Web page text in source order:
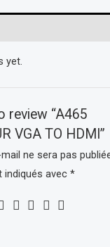
yet.
review “A465
VGA TO HDMI”
ne sera pas
indiqués avec*